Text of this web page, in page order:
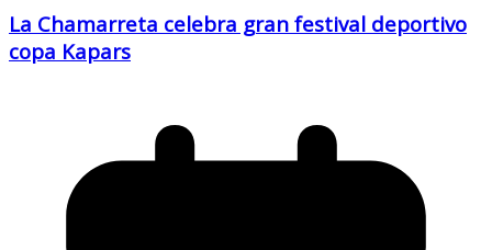
La Chamarreta celebra gran festival deportivo
copa Kapars